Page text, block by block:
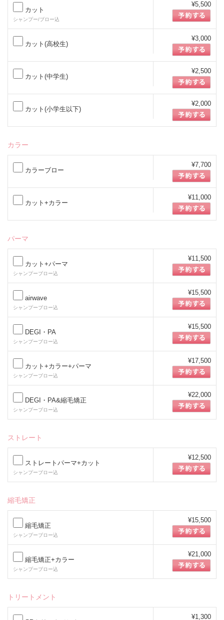
カット
シャンプー/ブロー込
¥5,500
カット(高校生)
¥3,000
カット(中学生)
¥2,500
カット(小学生以下)
¥2,000
カラー
カラーブロー
¥7,700
カット+カラー
¥11,000
パーマ
カット+パーマ
シャンプーブロー込
¥11,500
airwave
シャンプーブロー込
¥15,500
DEGI・PA
シャンプーブロー込
¥15,500
カット+カラー+パーマ
シャンプーブロー込
¥17,500
DEGI・PA&縮毛矯正
シャンプーブロー込
¥22,000
ストレート
ストレートパーマ+カット
シャンプーブロー込
¥12,500
縮毛矯正
縮毛矯正
シャンプーブロー込
¥15,500
縮毛矯正+カラー
シャンプーブロー込
¥21,000
トリートメント
¥1,300